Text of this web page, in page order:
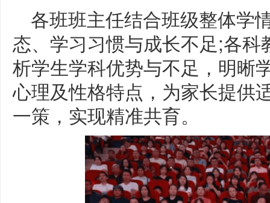
各班班主任结合班级整体学
态、学习习惯与成长不足;各
析学生学科优势与不足，明晰
心理及性格特点，为家长提供
一策，实现精准共育。